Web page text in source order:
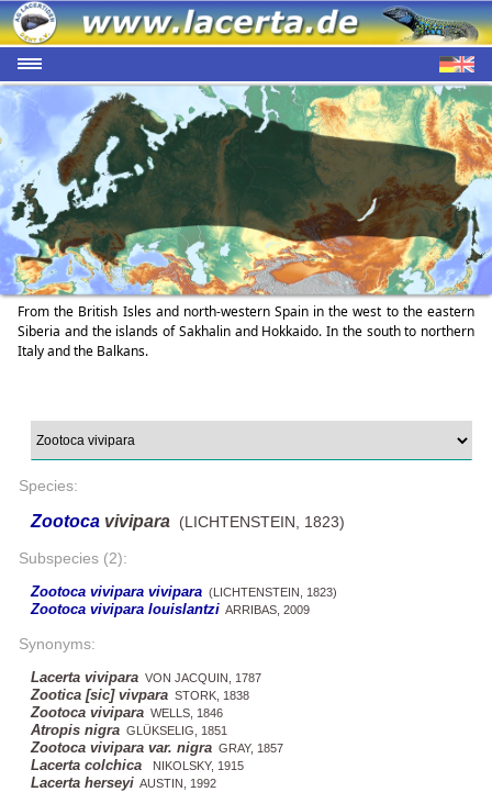
From the British Isles and north-western Spain in the west to the eastern
Siberia and the islands of Sakhalin and Hokkaido. In the south to northern
Italy and the Balkans.
Species:
Zootoca vivipara (LICHTENSTEIN, 1823)
Subspecies (2):
Zootoca vivipara vivipara (LICHTENSTEIN, 1823)
Zootoca vivipara louislantzi ARRIBAS, 2009
Synonyms:
Lacerta vivipara VON JACQUIN, 1787
Zootica [sic] vivpara STORK, 1838
Zootoca vivipara WELLS, 1846
Atropis nigra GLÜKSELIG, 1851
Zootoca vivipara var. nigra GRAY, 1857
Lacerta colchica NIKOLSKY, 1915
Lacerta herseyi AUSTIN, 1992